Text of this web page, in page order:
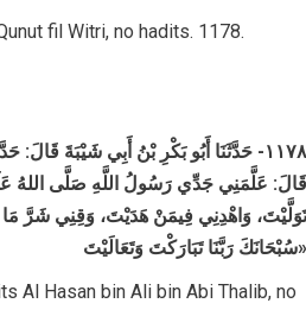
fil Witri, no hadits. 1178.
١١٧٨- حَدَّثَنَا أَبُو بَكْرِ بْنُ أَبِي شَيْبَةَ
قَالَ: عَلَّمَنِي جَدِّي رَسُولُ اللَّهِ صَلَّى اللهُ
تَوَلَّيْتَ، وَاهْدِنِي فِيمَنْ هَدَيْتَ، وَقِنِي شَرَّ
سُبْحَانَكَ رَبَّنَا تَبَارَكْتَ وَتَعَالَيْتَ»
Al Hasan bin Ali bin Abi Thalib, no